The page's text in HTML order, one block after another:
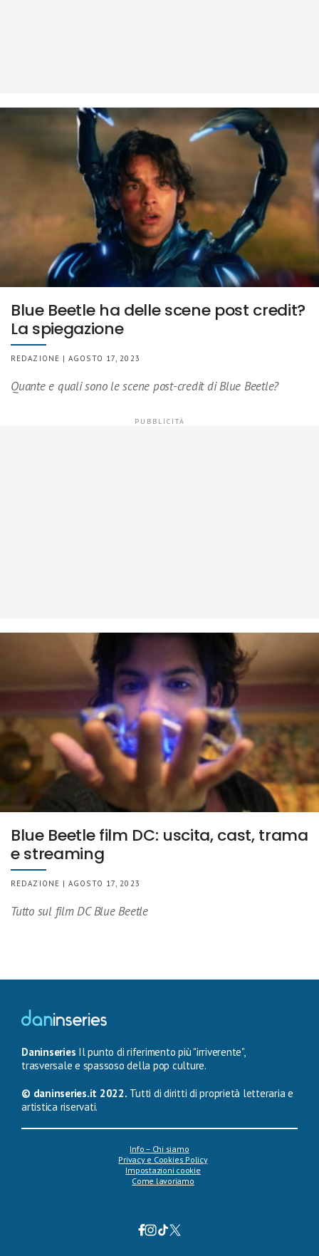
Blue Beetle ha delle scene post credit?
La spiegazione
REDAZIONE | AGOSTO 17, 2023
Quante e quali sono le scene post-credit di Blue Beetle?
Blue Beetle film DC: uscita, cast, trama
e streaming
REDAZIONE | AGOSTO 17, 2023
Tutto sul film DC Blue Beetle
Daninseries Il punto di riferimento più "irriverente",
trasversale e spassoso della pop culture.
© daninseries.it 2022. Tutti di diritti di proprietà letteraria e
artistica riservati.
Info – Chi siamo
Privacy e Cookies Policy
Impostazioni cookie
Come lavoriamo